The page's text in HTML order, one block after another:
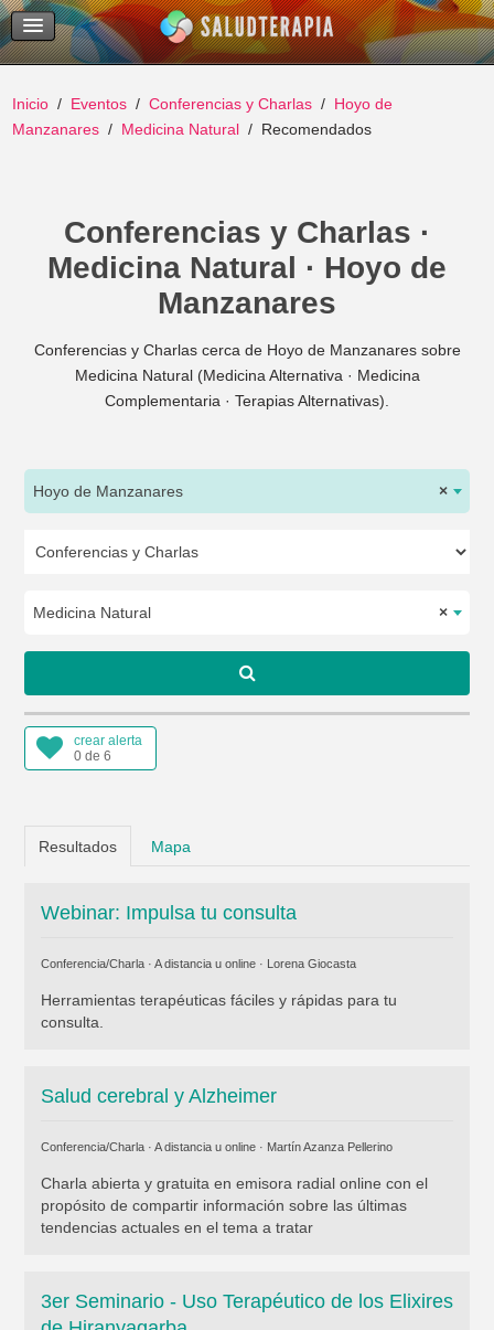
Temas Recientes
Buscar
Inicio Eventos Conferencias y Charlas
Hoyo de
Manzanares
Medicina Natural Recomendados
Conferencias y Charlas ·
Medicina Natural · Hoyo de
Manzanares
Conferencias y Charlas cerca de Hoyo de Manzanares sobre
Medicina Natural (Medicina Alternativa · Medicina
Complementaria · Terapias Alternativas).
×
Hoyo de Manzanares
×
Medicina Natural
crear alerta
0 de 6
Resultados Mapa
Webinar: Impulsa tu consulta
Conferencia/Charla · A distancia u online · Lorena Giocasta
Herramientas terapéuticas fáciles y rápidas para tu
consulta.
Salud cerebral y Alzheimer
Conferencia/Charla · A distancia u online · Martín Azanza Pellerino
Charla abierta y gratuita en emisora radial online con el
propósito de compartir información sobre las últimas
tendencias actuales en el tema a tratar
3er Seminario - Uso Terapéutico de los Elixires